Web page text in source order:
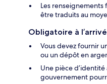
Les
être traduits au
Obligatoire à
Vous devez fournir
ou un dépôt en
Une pièce
gouvernement